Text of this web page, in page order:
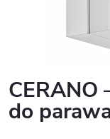
CERANO
do